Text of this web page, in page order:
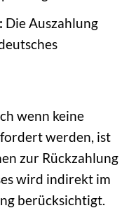
Die Auszahlung
wenn keine
werden, ist
zur Rückzahlung
wird indirekt im
berücksichtigt.